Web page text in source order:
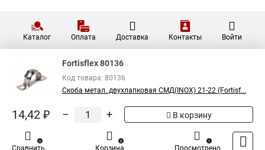
Каталог Оплата Доставка Контакты Войти
Fortisflex 80136
Код товара: 80136
Скоба метал. двухлапковая СМД(INOX) 21-22 (Fortisf...
14,42 ₽ – + В корзину
Сравнить
0
Корзина
0
Просмотрено
1